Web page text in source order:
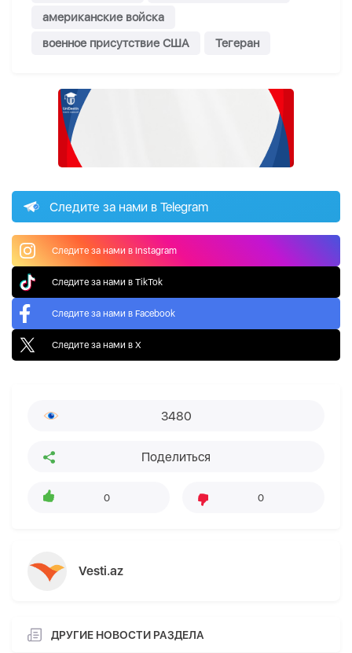
американские войска
военное присутствие США
Тегеран
Следите за нами в Telegram
Следите за нами в Instagram
Следите за нами в TikTok
Следите за нами в Facebook
Следите за нами в X
3480
Поделиться
0 0
Vesti.az
ДРУГИЕ НОВОСТИ РАЗДЕЛА